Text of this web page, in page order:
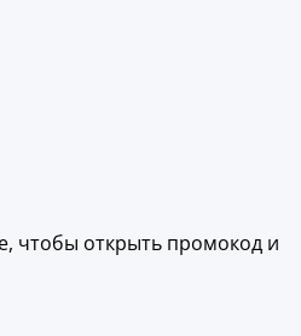
чтобы открыть промокод и